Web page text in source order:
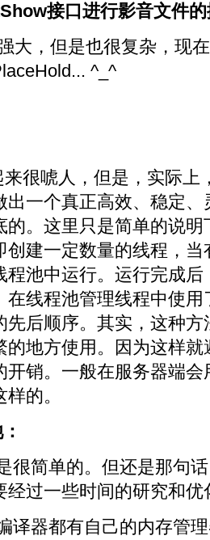
接口进行影音文件
大，但是也很复杂，现
^_^
很唬人，但是，实际上
出一个真正高效、稳定
的。这里只是简单的说
创建一定数量的线程，
程池中运行。运行完成
在线程池管理线程中使
先后顺序。其实，这种
的地方使用。因为这样
开销。一般在服务器端
的。
很简单的。但还是那句
经过一些时间的研究和优
译器都有自己的内存管